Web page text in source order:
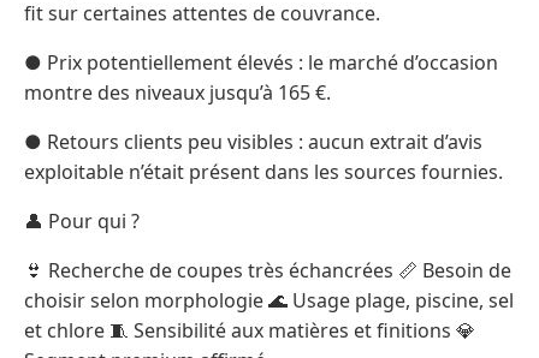
fit sur certaines attentes de couvrance.
● Prix potentiellement élevés : le marché d’occasion
montre des niveaux jusqu’à 165 €.
● Retours clients peu visibles : aucun extrait d’avis
exploitable n’était présent dans les sources fournies.
👤 Pour qui ?
👙 Recherche de coupes très échancrées 📏 Besoin de
choisir selon morphologie 🌊 Usage plage, piscine, sel
et chlore 🧵 Sensibilité aux matières et finitions 💎